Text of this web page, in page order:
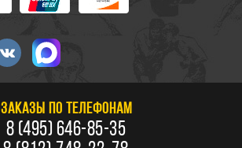
ЗАКАЗЫ ПО ТЕЛЕФОНАМ
8 (495) 646-85-35